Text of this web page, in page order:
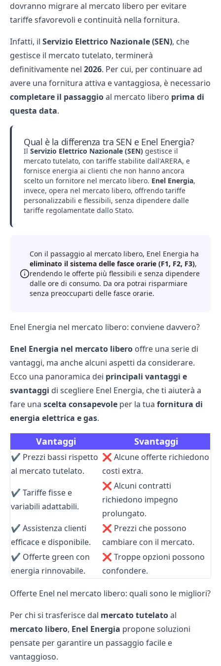
dovranno migrare al mercato libero per evitare
tariffe sfavorevoli e continuità nella fornitura.
Infatti, il Servizio Elettrico Nazionale (SEN), che
gestisce il mercato tutelato, terminerà
definitivamente nel 2026. Per cui, per continuare ad
avere una fornitura attiva e vantaggiosa, è necessario
completare il passaggioal mercato libero prima di
questa data.
Qual è la differenza tra SEN e Enel Energia?
Il Servizio Elettrico Nazionale (SEN) gestisce il
mercato tutelato, con tariffe stabilite dall'ARERA, e
fornisce energia ai clienti che non hanno ancora
scelto un fornitore nel mercato libero. Enel Energia,
invece, opera nel mercato libero, offrendo tariffe
personalizzabili e flessibili, senza dipendere dalle
tariffe regolamentate dallo Stato.
Con il passaggio al mercato libero, Enel Energia ha
eliminato il sistema delle fasce orarie (F1, F2, F3),
rendendo le offerte più flessibili e senza dipendere
dalle ore di consumo. Da ora potrai risparmiare
senza preoccuparti delle fasce orarie.
Enel Energia nel mercato libero: conviene davvero?
Enel Energia nel mercato libero offre una serie di
vantaggi, ma anche alcuni aspetti da considerare.
Ecco una panoramica dei principali vantaggi e
svantaggi di scegliere Enel Energia, che ti aiuterà a
fare una scelta consapevole per la tua fornitura di
energia elettrica e gas.
Vantaggi Svantaggi
✔️ Prezzi bassi rispetto
al mercato tutelato.
❌ Alcune offerte richiedono
costi extra.
✔️ Tariffe fisse e
variabili adattabili.
❌ Alcuni contratti
richiedono impegno
prolungato.
✔️ Assistenza clienti
efficace e disponibile.
❌ Prezzi che possono
cambiare con il mercato.
✔️ Offerte green con
energia rinnovabile.
❌ Troppe opzioni possono
confondere.
Offerte Enel nel mercato libero: quali sono le migliori?
Per chi si trasferisce dal mercato tutelatoal
mercato libero, Enel Energia propone soluzioni
pensate per garantire un passaggio facile e
vantaggioso.